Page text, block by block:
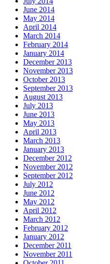
June 2014
May 2014
April 2014
March 2014
February 2014
January 2014
December 2013
November 2013
October 2013
September 2013
August 2013
July 2013
June 2013
May 2013
April 2013
March 2013
January 2013
December 2012
November 2012
September 2012
July 2012
June 2012
May 2012
April 2012
March 2012
February 2012
January 2012
December 2011
November 2011